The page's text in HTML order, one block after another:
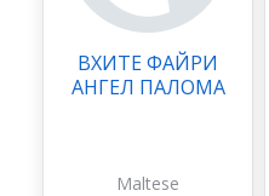
ВХИТЕ ФАЙРИ
АНГЕЛ ПАЛОМА
Maltese